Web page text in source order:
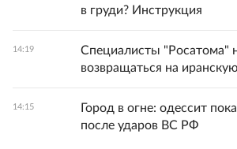
в груди? Инструкция
14:19
Специалисты "Росатома"
возвращаться на
14:15
Город в огне: одессит
после ударов ВС РФ